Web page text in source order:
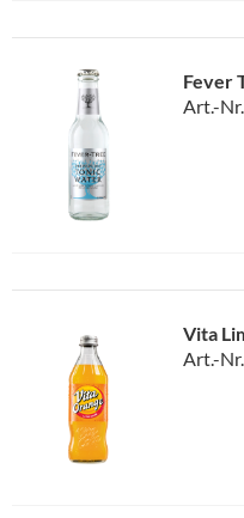
Fever
Art.-
Vita
Art.-